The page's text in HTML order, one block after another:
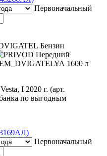
Первоначальный
Бензин
Передний
1600 л
Первоначальный